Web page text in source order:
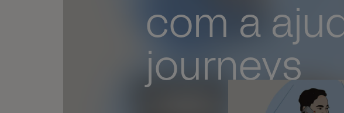
com a
journeys